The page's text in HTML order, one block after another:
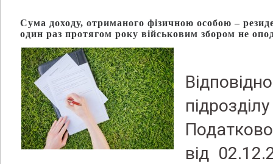
Сума доходу, отриманого фізичною особою –
один раз протягом року військовим збором не
від